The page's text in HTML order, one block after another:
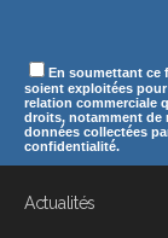
En soumettant ce
soient exploitées
relation commerciale
droits, notamment de
données collectées
confidentialité.
Actualités